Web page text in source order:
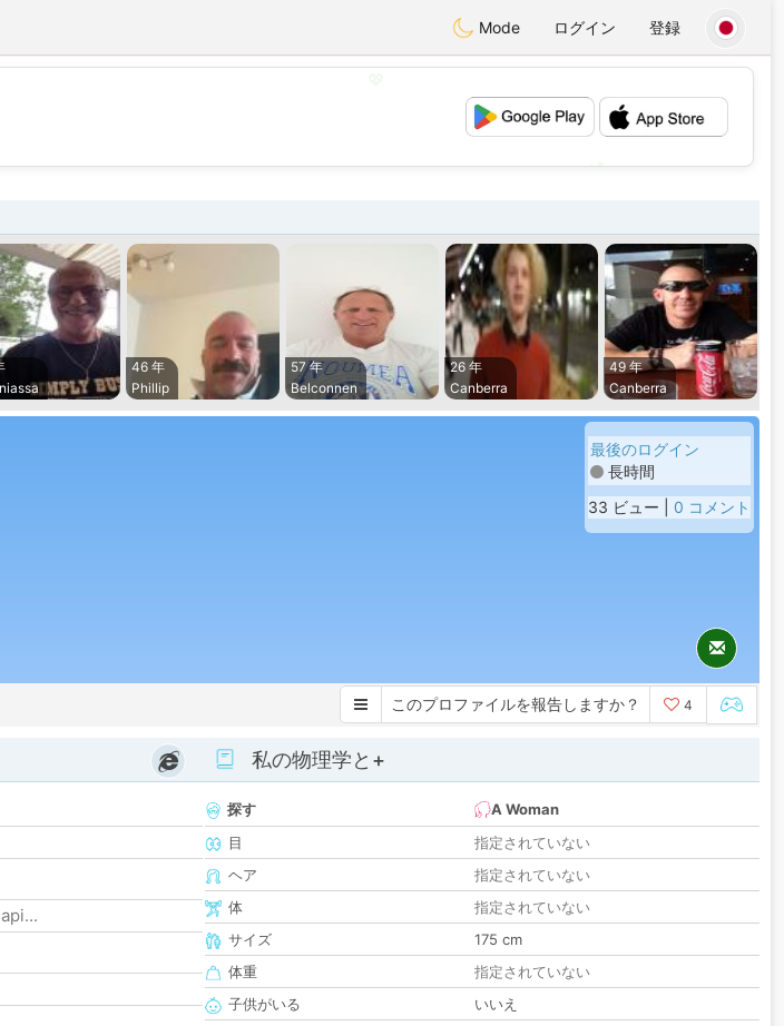
Mode ログイン 登録
💕
46 年
Phillip
57 年
Belconnen
26 年
Canberra
49 年
Canberra
最後のログイン
長時間
33 ビュー | 0 コメント
このプロファイルを報告しますか？ 4
私の物理学と+
探す
A Woman
目
指定されていない
ヘア
指定されていない
体
指定されていない
サイズ
175 cm
体重
指定されていない
子供がいる
いいえ